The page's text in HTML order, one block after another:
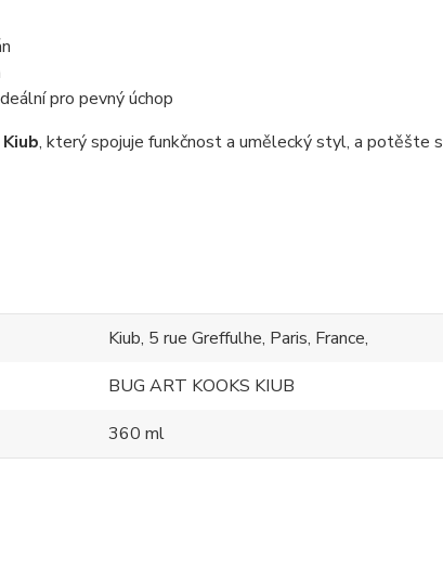
pro pevný úchop
Kiub, který spojuje funkčnost a umělecký styl, a potěšte
Kiub, 5 rue Greffulhe, Paris, France,
BUG ART KOOKS KIUB
360 ml